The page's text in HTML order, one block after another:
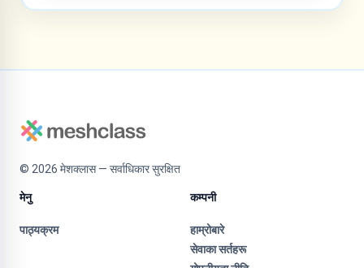
© 2026 मेशक्लास — सर्वाधिकार सुरक्षित
मेनु
पाठ्यक्रम
कम्पनी
हाम्रोबारे
सेवाका सर्तहरू